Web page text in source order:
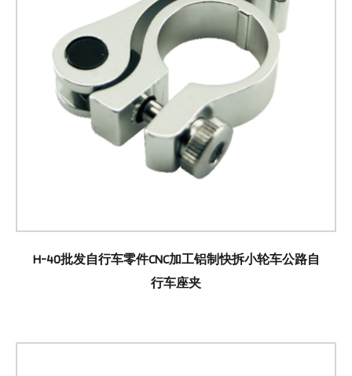
H-40批发自行车零件CNC加工铝制快拆小轮车公路自
行车座夹